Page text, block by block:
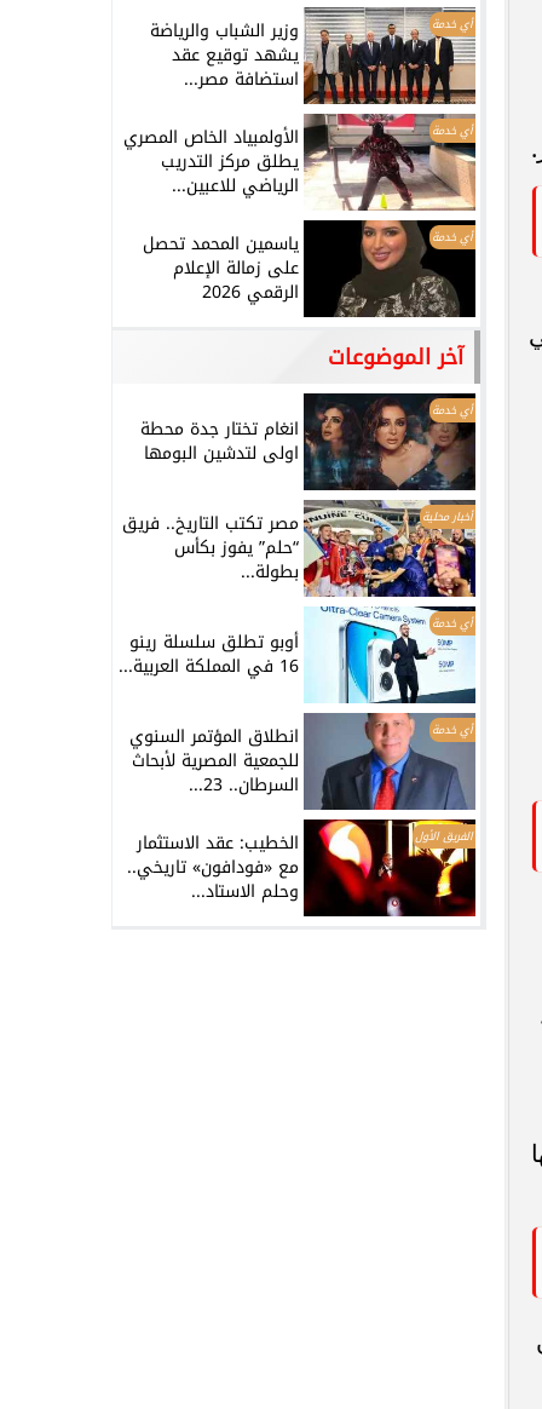
أي خدمة وزير الشباب والرياضة
يشهد توقيع عقد
استضافة مصر...
أي خدمة الأولمبياد الخاص المصري
يطلق مركز التدريب
الرياضي للاعبين...
أي خدمة ياسمين المحمد تحصل
على زمالة الإعلام
الرقمي 2026
آخر الموضوعات
أي خدمة
انغام تختار جدة محطة
اولى لتدشين البومها
أخبار محلية مصر تكتب التاريخ.. فريق
“حلم” يفوز بكأس
بطولة...
أي خدمة
أوبو تطلق سلسلة رينو
16 في المملكة العربية...
أي خدمة انطلاق المؤتمر السنوي
للجمعية المصرية لأبحاث
السرطان.. 23...
الفريق الأول الخطيب: عقد الاستثمار
مع «فودافون» تاريخي..
وحلم الاستاد...